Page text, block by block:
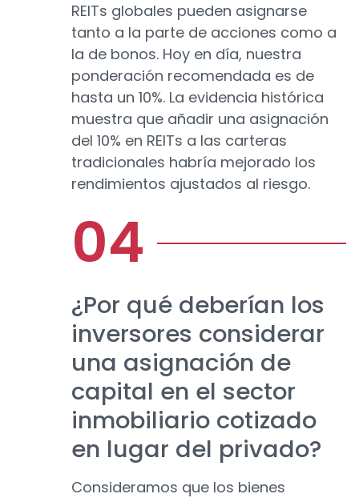
REITs globales pueden asignarse
tanto a la parte de acciones como a
la de bonos. Hoy en día, nuestra
ponderación recomendada es de
hasta un 10%. La evidencia histórica
muestra que añadir una asignación
del 10% en REITs a las carteras
tradicionales habría mejorado los
rendimientos ajustados al riesgo.
¿Por qué deberían los
inversores considerar
una asignación de
capital en el sector
inmobiliario cotizado
en lugar del privado?
Consideramos que los bienes